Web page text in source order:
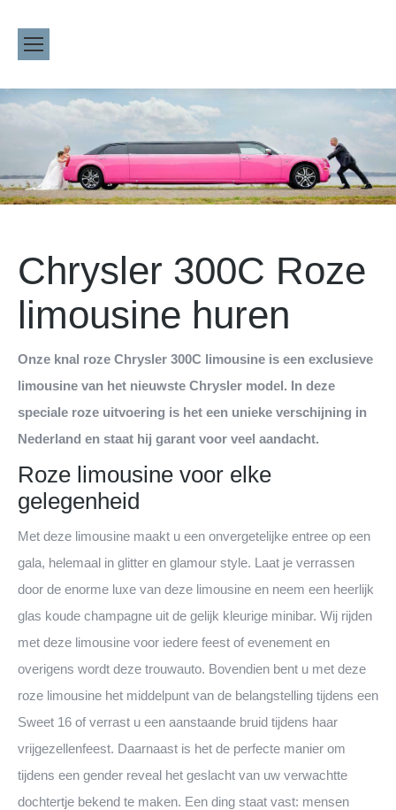
Chrysler 300C Roze
limousine huren
Onze knal roze Chrysler 300C limousine is een exclusieve
limousine van het nieuwste Chrysler model. In deze
speciale roze uitvoering is het een unieke verschijning in
Nederland en staat hij garant voor veel aandacht.
Roze limousine voor elke
gelegenheid
Met deze limousine maakt u een onvergetelijke entree op een
gala, helemaal in glitter en glamour style. Laat je verrassen
door de enorme luxe van deze limousine en neem een heerlijk
glas koude champagne uit de gelijk kleurige minibar. Wij rijden
met deze limousine voor iedere feest of evenement en
overigens wordt deze trouwauto. Bovendien bent u met deze
roze limousine het middelpunt van de belangstelling tijdens een
Sweet 16 of verrast u een aanstaande bruid tijdens haar
vrijgezellenfeest. Daarnaast is het de perfecte manier om
tijdens een gender reveal het geslacht van uw verwachtte
dochtertje bekend te maken. Een ding staat vast: mensen